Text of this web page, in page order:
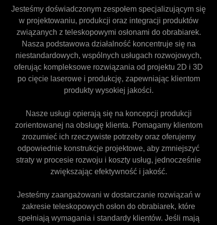
Jesteśmy doświadczonym zespołem specjalizującym się
w projektowaniu, produkcji oraz integracji produktów
związanych z teleskopowymi osłonami do obrabiarek.
Nasza podstawowa działalność koncentruje się na
niestandardowych, wspólnych usługach rozwojowych,
oferując kompleksowe rozwiązania od projektu 2D i 3D
po cięcie laserowe i produkcję, zapewniając klientom
produkty wysokiej jakości.
Nasze usługi opierają się na koncepcji produkcji
zorientowanej na obsługę klienta. Pomagamy klientom
zrozumieć ich rzeczywiste potrzeby oraz oferujemy
odpowiednie konstrukcje projektowe, aby zmniejszyć
straty w procesie rozwoju i koszty usług, jednocześnie
zwiększając efektywność i jakość.
Jesteśmy zaangażowani w dostarczanie rozwiązań w
zakresie teleskopowych osłon do obrabiarek, które
spełniają wymagania i standardy klientów. Jeśli mają